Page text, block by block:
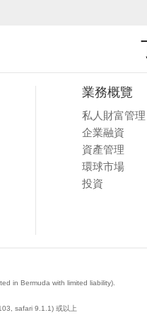
業務概覽
私人財富管理
企業融資
資產管理
環球市場
投資
in Bermuda with limited liability).
safari 9.1.1) 或以上